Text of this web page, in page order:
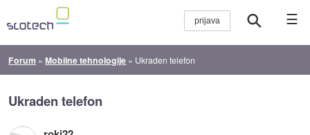
☰
Forum »Mobilne tehnologije » Ukraden telefon
Ukraden telefon